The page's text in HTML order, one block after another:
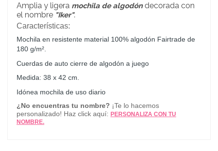
Amplia y ligera mochila de algodóndecorada con
el nombre "Iker".
Características:
Mochila en resistente material 100% algodón Fairtrade de
180 g/m².
Cuerdas de auto cierre de algodón a juego
Medida: 38 x 42 cm.
Idónea mochila de uso diario
¿No encuentras tu nombre? ¡Te lo hacemos
personalizado! Haz click aquí: PERSONALIZA CON TU
NOMBRE.